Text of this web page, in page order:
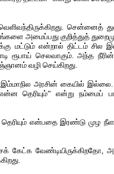
சென்னைத்
அமைப்பது குறித்துத்
மட்டும் என்றால் திட்டம் சில
ரூபாய் செலவாகும். அந்த
வழி செய்கிறது.
அரசின் கையில்
என்று நம்மைப்
என்பதை இரண்டு முழ
கேட்க வேண்டியிருக்கிறதோ,